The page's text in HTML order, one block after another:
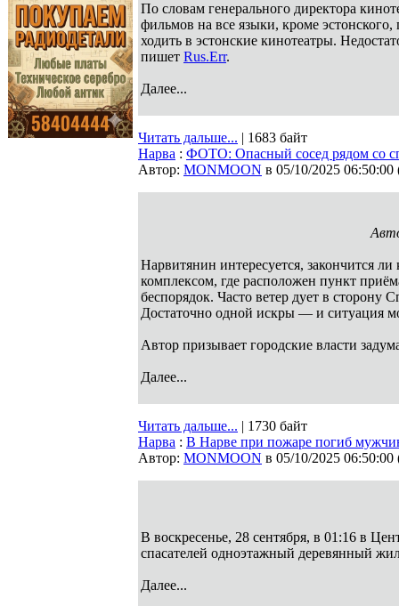
По словам генерального директора
фильмов на все языки, кроме эстонского,
ходить в эстонские кинотеатры.
пишет Rus.Err.
Далее...
Читать дальше... | 1683 байт
Нарва : ФОТО: Опасный сосед рядом со
Автор: MONMOON в 05/10/2025 06:50:00
Нарвитянин интересуется, закончится
комплексом, где расположен пункт
беспорядок. Часто ветер дует в
Достаточно одной искры — и ситуация
Автор призывает городские власти
Далее...
Читать дальше... | 1730 байт
Нарва : В Нарве при пожаре погиб
Автор: MONMOON в 05/10/2025 06:50:00
В воскресенье, 28 сентября, в 01:16 в
спасателей одноэтажный деревянный
Далее...